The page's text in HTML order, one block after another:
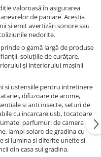
valoroasă în asigurarea
de parcare. Aceștia
și emit avertizări sonore sau
nedorite.
o gamă largă de produse
soluțiile de curățare,
și interiorului mașinii
si ustensiile pentru intretinere
difuzoare de arome,
si anti insecte, seturi de
cu incarcare usb, tocatoare
parfumuri de camera
lampi solare de gradina cu
si lumina si diferite unelte si
din casa sui gradina.